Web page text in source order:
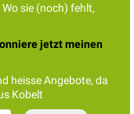
sie (noch) fehlt,
jetzt meinen
heisse Angebote, da
Kobelt